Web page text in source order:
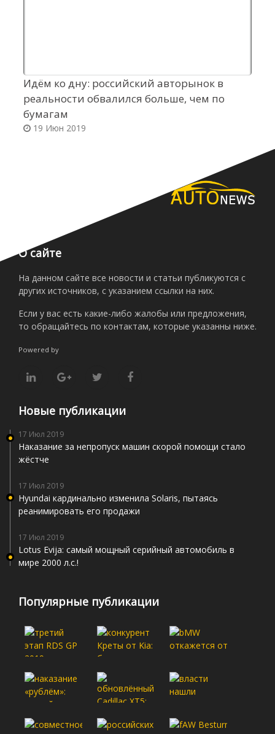
Идём ко дну: российский авторынок в
реальности обвалился больше, чем по
бумагам
19 Июн 2019
О сайте
На данном сайте все новости и статьи публикуются с
других источников, с указанием ссылки на них.
Если у вас есть какие-либо жалобы или предложения,
то обращайтесь по контактам, которые указанны ниже.
Powered by
Новые публикации
17 Июл 2019
Наказание за непропуск машин скорой помощи стало
жёстче
17 Июл 2019
Hyundai кардинально изменила Solaris, пытаясь
реанимировать его продажи
17 Июл 2019
Lotus Evija: самый мощный серийный автомобиль в
мире 2000 л.с.!
Популярные публикации